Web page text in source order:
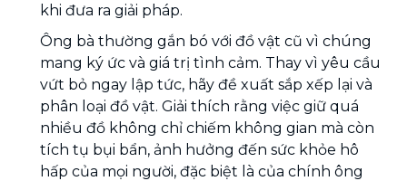
khi đưa ra giải pháp.
Ông bà thường gắn bó với đồ vật cũ vì chúng
mang ký ức và giá trị tình cảm. Thay vì yêu cầu
vứt bỏ ngay lập tức, hãy đề xuất sắp xếp lại và
phân loại đồ vật. Giải thích rằng việc giữ quá
nhiều đồ không chỉ chiếm không gian mà còn
tích tụ bụi bẩn, ảnh hưởng đến sức khỏe hô
hấp của mọi người, đặc biệt là của chính ông